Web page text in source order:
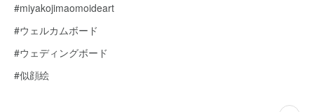
#miyakojimaomoideart
#ウェルカムボード
#ウェディングボード
#似顔絵